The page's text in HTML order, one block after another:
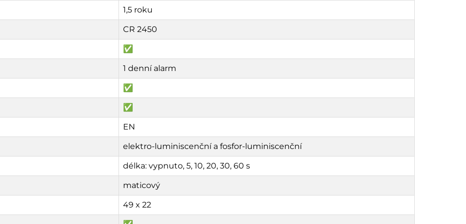
1,5 roku
CR 2450
✅
1 denní alarm
✅
✅
EN
elektro-luminiscenční a fosfor-luminiscenční
délka: vypnuto, 5, 10, 20, 30, 60 s
maticový
49 x 22